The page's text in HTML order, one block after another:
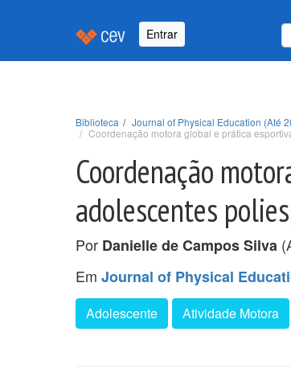
Entrar
Biblioteca
Journal of Physical Education (Até
Coordenação motora global e prática
Coordenação
adolescentes
Por Danielle de Campos Silva
Em Journal of Physical
Adolescente Atividade Motora